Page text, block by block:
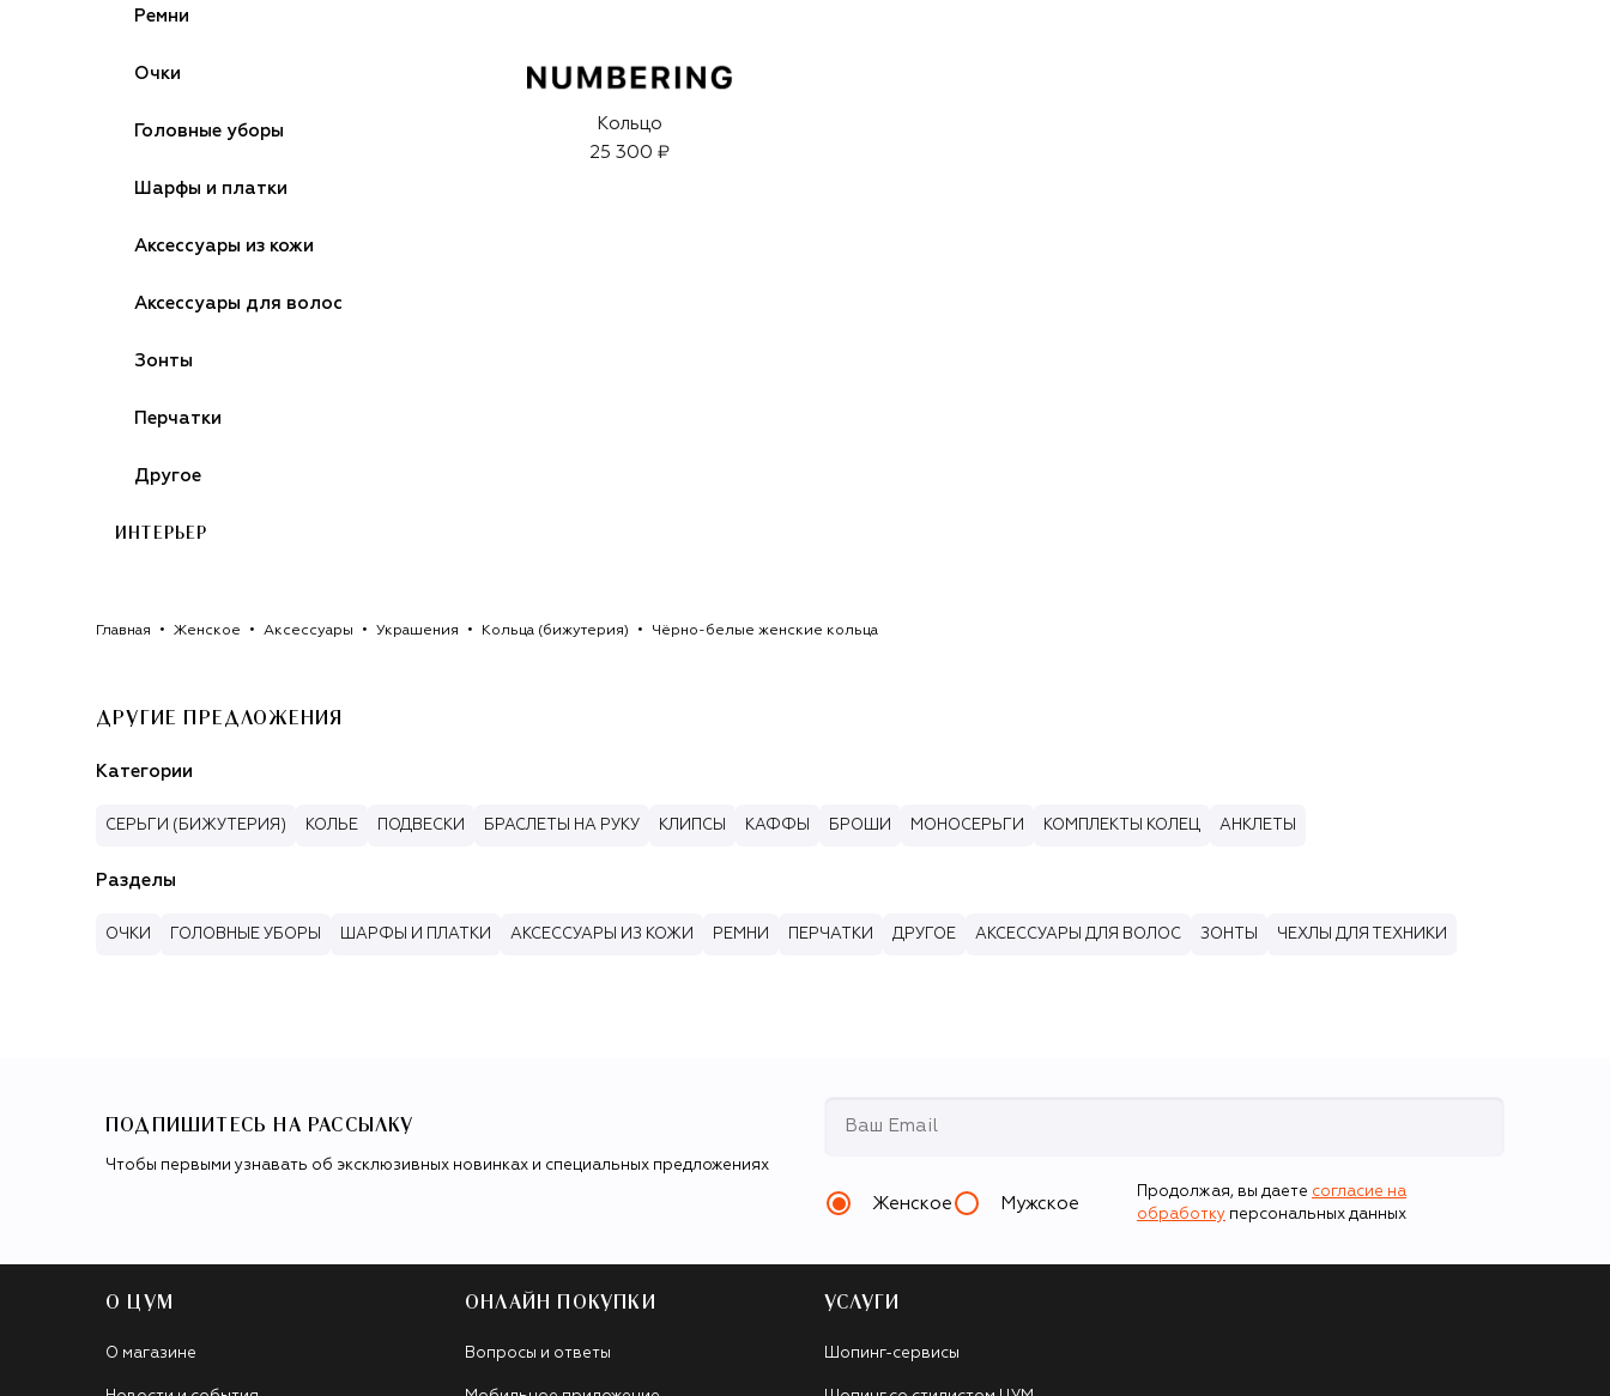
Ремни
Очки
Головные уборы
Шарфы и платки
Аксессуары из кожи
Аксессуары для волос
Зонты
Перчатки
Другое
ИНТЕРЬЕР
Кольцо
25 300 ₽
Главная Женское Аксессуары Украшения Кольца (бижутерия) Чёрно-белые женские кольца
ДРУГИЕ ПРЕДЛОЖЕНИЯ
Категории
СЕРЬГИ (БИЖУТЕРИЯ) КОЛЬЕ ПОДВЕСКИ БРАСЛЕТЫ НА РУКУ КЛИПСЫ КАФФЫ БРОШИ МОНОСЕРЬГИ КОМПЛЕКТЫ КОЛЕЦ АНКЛЕТЫ
Разделы
ОЧКИ ГОЛОВНЫЕ УБОРЫ ШАРФЫ И ПЛАТКИ АКСЕССУАРЫ ИЗ КОЖИ РЕМНИ ПЕРЧАТКИ ДРУГОЕ АКСЕССУАРЫ ДЛЯ ВОЛОС ЗОНТЫ ЧЕХЛЫ ДЛЯ ТЕХНИКИ
ПОДПИШИТЕСЬ НА РАССЫЛКУ
Чтобы первыми узнавать об эксклюзивных новинках и специальных предложениях
Женское Мужское
Продолжая, вы даете согласие на
обработку персональных данных
О ЦУМ
О магазине
ОНЛАЙН ПОКУПКИ
Вопросы и ответы
УСЛУГИ
Шопинг-сервисы